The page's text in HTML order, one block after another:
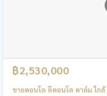
฿2,530,000
ขายคอนโด ดีคอนโด คาล์ม ใกล้